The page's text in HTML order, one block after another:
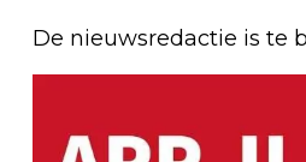
De nieuwsredactie is te